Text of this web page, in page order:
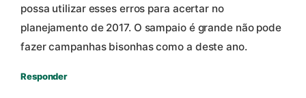
possa utilizar esses erros para acertar no
planejamento de 2017. O sampaio é grande não pode
fazer campanhas bisonhas como a deste ano.
Responder